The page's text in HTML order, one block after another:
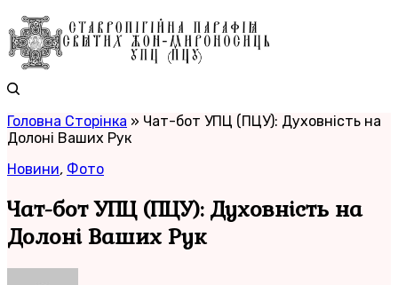
Головна Сторінка » Чат-бот УПЦ (ПЦУ): Духовність на
Долоні Ваших Рук
Новини, Фото
Чат-бот УПЦ (ПЦУ): Духовність на
Долоні Ваших Рук